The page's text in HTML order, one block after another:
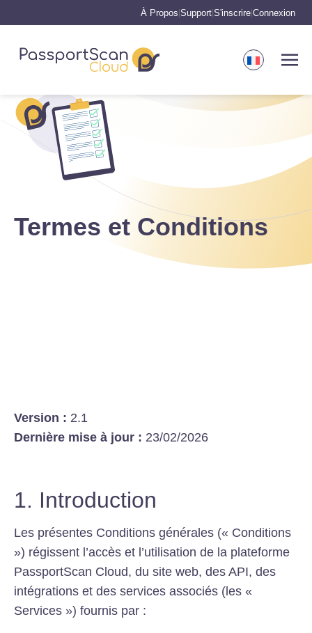
À Propos Support S'inscrire Connexion
Termes et Conditions
Version : 2.1
Dernière mise à jour : 23/02/2026
1. Introduction
Les présentes Conditions générales (« Conditions
») régissent l’accès et l’utilisation de la plateforme
PassportScan Cloud, du site web, des API, des
intégrations et des services associés (les «
Services ») fournis par :